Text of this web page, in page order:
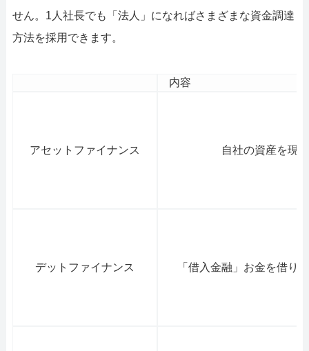
せん。1人社長でも「法人」になればさまざまな資金調達
方法を採用できます。
内容
アセットファイナンス 自社の資産を現
デットファイナンス 「借入金融」お金を借り